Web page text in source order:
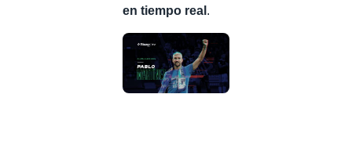
en tiempo real .